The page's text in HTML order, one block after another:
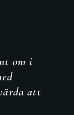
om i
att